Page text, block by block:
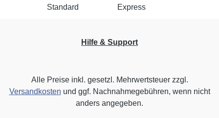
Hilfe & Support
Alle Preise inkl. gesetzl. Mehrwertsteuer zzgl.
Versandkosten und ggf. Nachnahmegebühren, wenn nicht
anders angegeben.